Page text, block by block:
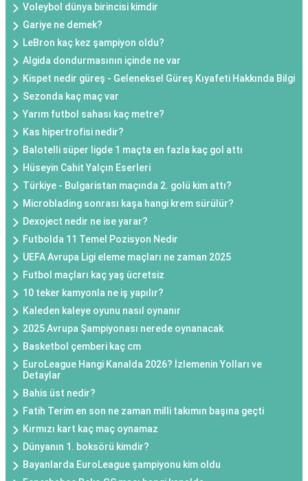
Voleybol dünya birincisi kimdir
Gariye ne demek?
LeBron kaç kez şampiyon oldu?
Algida dondurmasının içinde ne var
Kispet nedir güreş - Geleneksel Güreş Kıyafeti Hakkında Bilgi
Sezonda kaç maç var
Yarım futbol sahası kaç metre?
Kas hipertrofisi nedir?
Balotelli süper ligde 1 maçta en fazla kaç gol attı
Hüseyin Cahit Yalçın Eserleri
Türkiye - Bulgaristan maçında 2. golü kim attı?
Microblading sonrası kaşa hangi krem sürülür?
Dexoject nedir ne ise yarar?
Futbolda 11 Temel Pozisyon Nedir
UEFA Avrupa Ligi eleme maçları ne zaman 2025
Futbol maçları kaç yaş ücretsiz
10 teker kamyonla ne iş yapılır?
Kaleden kaleye oyunu nasıl oynanır
2025 Avrupa Şampiyonası nerede oynanacak
Basketbol çemberi kaç cm
EuroLeague Hangi Kanalda 2026? İzlemenin Yolları ve
Detaylar
Bahis üst nedir?
Fatih Terim en son ne zaman milli takımın başına geçti
Kırmızı kart kaç maç oynamaz
Dünyanın 1. boksörü kimdir?
Bayanlarda EuroLeague şampiyonu kim oldu